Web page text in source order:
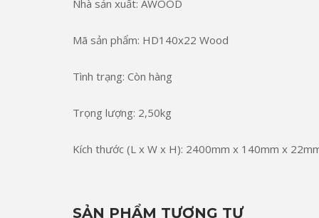
Nhà sản xuất: AWOOD
Mã sản phẩm: HD140x22 Wood
Tình trạng: Còn hàng
Trọng lượng: 2,50kg
Kích thước (L x W x H): 2400mm x 140mm x
SẢN PHẨM TƯƠNG TỰ